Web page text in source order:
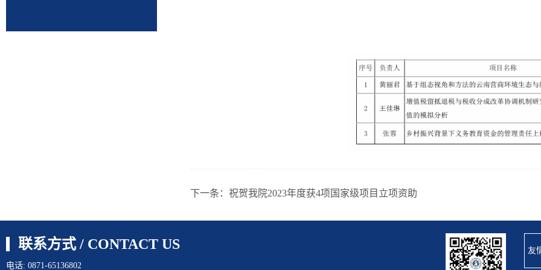
下一条： 祝贺我院2023年度获4项国家级项目立项资助
联系方式 / CONTACT US
电话: 0871-65136802
友